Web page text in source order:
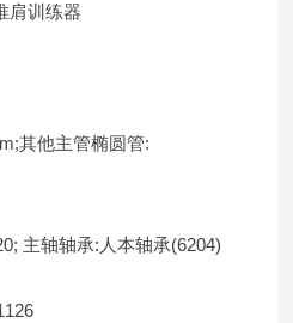
肩训练器
其他主管椭圆管:
主轴轴承:人本轴承(6204)